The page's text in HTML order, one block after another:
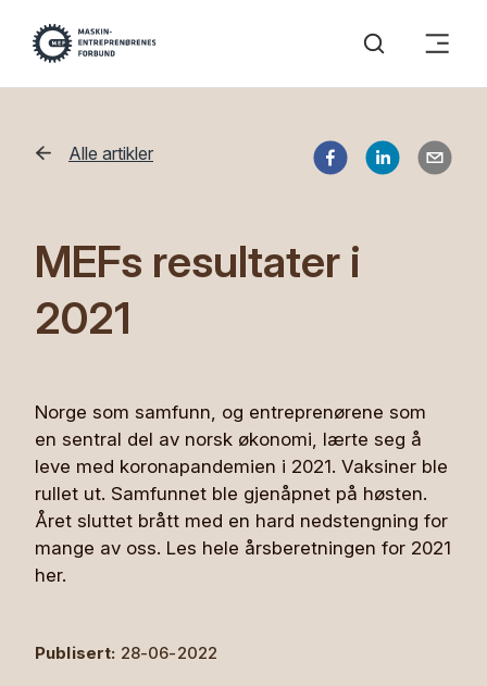
Alle artikler
MEFs resultater i
2021
Norge som samfunn, og entreprenørene som
en sentral del av norsk økonomi, lærte seg å
leve med koronapandemien i 2021. Vaksiner ble
rullet ut. Samfunnet ble gjenåpnet på høsten.
Året sluttet brått med en hard nedstengning for
mange av oss. Les hele årsberetningen for 2021
her.
Publisert: 28-06-2022